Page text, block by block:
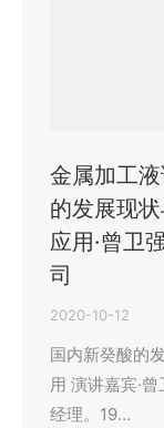
金属加工
的发展现
应用·曾卫
司
2020-10-12
国内新癸酸的
用 演讲嘉宾·
经理。19…